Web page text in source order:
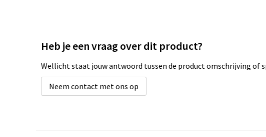
Heb je een vraag over dit product?
Wellicht staat jouw antwoord tussen de product omschrijving of
Neem contact met ons op